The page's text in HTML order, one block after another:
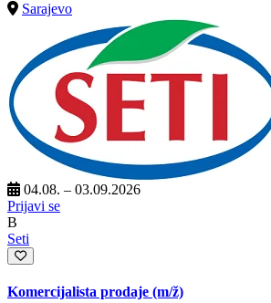
Sarajevo
04.08. – 03.09.2026
Prijavi se
B
Seti
Komercijalista prodaje (m/ž)